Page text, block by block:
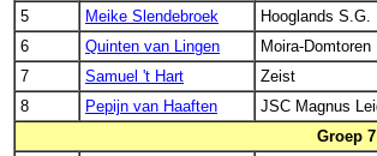
5
Meike Slendebroek Hooglands S.G.
6
Quinten van Lingen Moira-Domtoren
7
Samuel 't Hart Zeist
8
Pepijn van Haaften JSC Magnus
Groep